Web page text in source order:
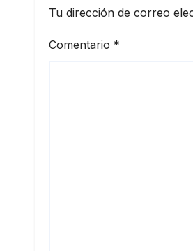
Tu dirección de correo
Comentario *